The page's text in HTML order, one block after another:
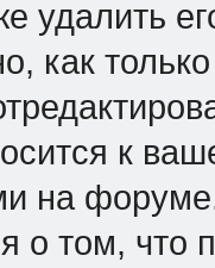
удалить
как
к
на
о том, что